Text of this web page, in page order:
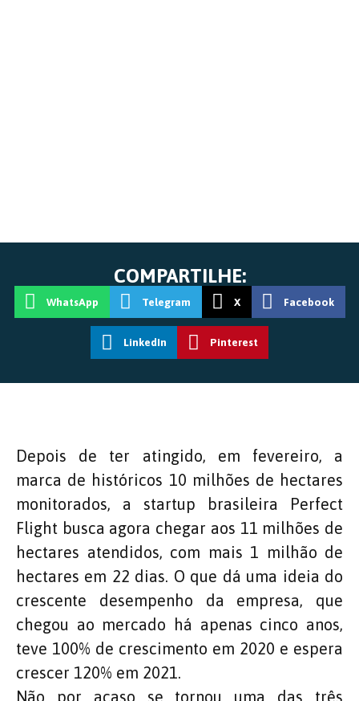
COMPARTILHE:
WhatsApp Telegram X Facebook
LinkedIn Pinterest
Depois de ter atingido, em fevereiro, a
marca de históricos 10 milhões de hectares
monitorados, a startup brasileira Perfect
Flight busca agora chegar aos 11 milhões de
hectares atendidos, com mais 1 milhão de
hectares em 22 dias. O que dá uma ideia do
crescente desempenho da empresa, que
chegou ao mercado há apenas cinco anos,
teve 100% de crescimento em 2020 e espera
crescer 120% em 2021.
Não por acaso se tornou uma das três